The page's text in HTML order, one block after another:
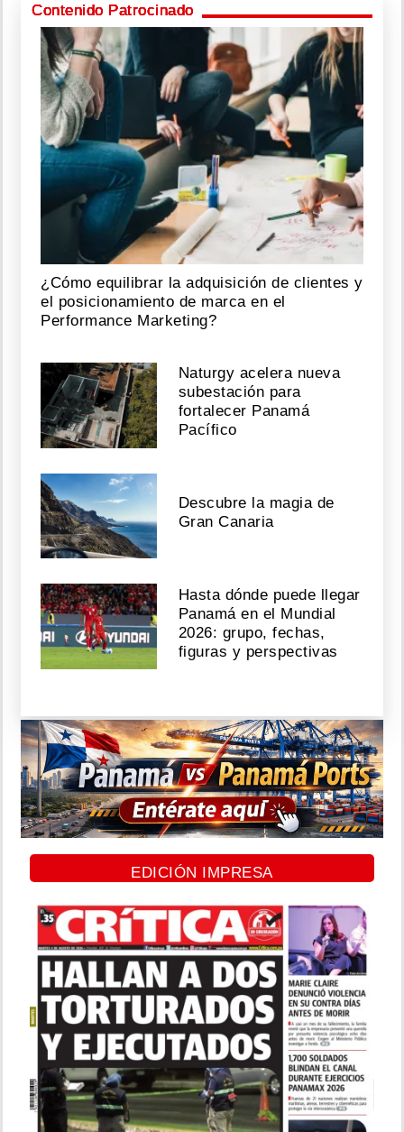
Contenido Patrocinado
¿Cómo equilibrar la adquisición de clientes y
el posicionamiento de marca en el
Performance Marketing?
Naturgy acelera nueva
subestación para
fortalecer Panamá
Pacífico
Descubre la magia de
Gran Canaria
Hasta dónde puede llegar
Panamá en el Mundial
2026: grupo, fechas,
figuras y perspectivas
EDICIÓN IMPRESA